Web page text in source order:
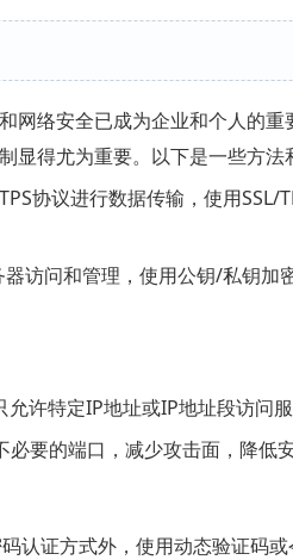
网络安全已成为企业和个人的
得尤为重要。以下是一些方法
协议进行数据传输，使用
访问和管理，使用公钥/私钥
许特定IP地址或IP地址段访问
要的端口，减少攻击面，降低安
认证方式外，使用动态验证码或